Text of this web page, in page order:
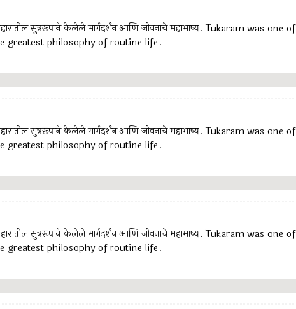
सुत्ररूपाने केलेले मार्गदर्शन आणि जीवनाचे महाभाष्य. Tukaram was one of
greatest philosophy of routine life.
सुत्ररूपाने केलेले मार्गदर्शन आणि जीवनाचे महाभाष्य. Tukaram was one of
greatest philosophy of routine life.
सुत्ररूपाने केलेले मार्गदर्शन आणि जीवनाचे महाभाष्य. Tukaram was one of
greatest philosophy of routine life.